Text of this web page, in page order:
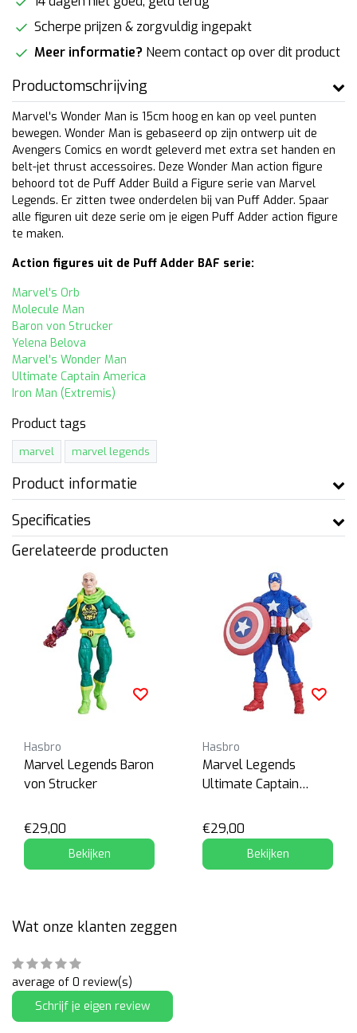
Scherpe prijzen & zorgvuldig ingepakt
Meer informatie? Neem contact op over dit product
Productomschrijving
Marvel's Wonder Man is 15cm hoog en kan op veel punten
bewegen. Wonder Man is gebaseerd op zijn ontwerp uit de
Avengers Comics en wordt geleverd met extra set handen en
belt-jet thrust accessoires. Deze Wonder Man action figure
behoord tot de Puff Adder Build a Figure serie van Marvel
Legends. Er zitten twee onderdelen bij van Puff Adder. Spaar
alle figuren uit deze serie om je eigen Puff Adder action figure
te maken.
Action figures uit de Puff Adder BAF serie:
Marvel's Orb
Molecule Man
Baron von Strucker
Yelena Belova
Marvel's Wonder Man
Ultimate Captain America
Iron Man (Extremis)
Product tags
marvel marvel legends
Product informatie
Specificaties
Gerelateerde producten
Hasbro
Marvel Legends Baron
von Strucker
€29,00
Bekijken
Hasbro
Marvel Legends
Ultimate Captain
€29,00
Bekijken
Wat onze klanten zeggen
average of 0 review(s)
Schrijf je eigen review